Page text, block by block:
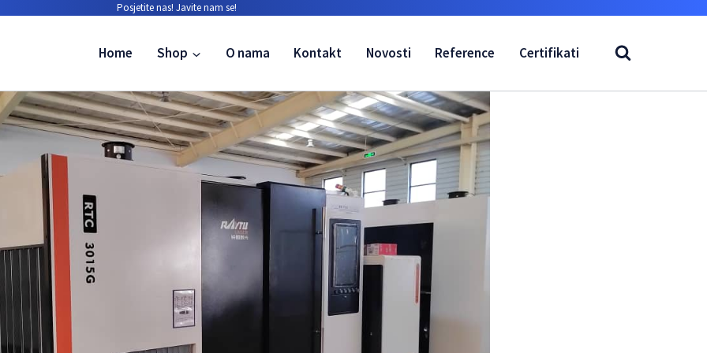
Posjetite nas! Javite nam se!
Home Shop O nama Kontakt Novosti Reference Certifikati